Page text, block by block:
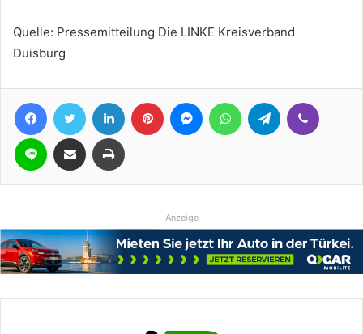
Quelle: Pressemitteilung Die LINKE Kreisverband
Duisburg
FacebookTwitter LinkedIn Pinterest MessengerWhatsAppTelegram
Line Teile per E-Mail Drucken
Anzeige